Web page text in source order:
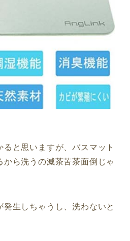
と思いますが、バスマット
から洗うの滅茶苦茶面倒じゃ
生しちゃうし、洗わないと